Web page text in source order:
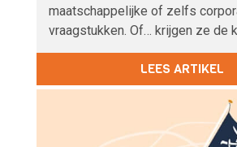
maatschappelijke of zelfs
vraagstukken. Of… krijgen ze de
LEES ARTIKEL